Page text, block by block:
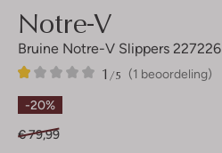
Notre-V
Bruine Notre-V Slippers 227226
(1 beoordeling)
1 /5
1
1
Ster
-20%
€ 79,99